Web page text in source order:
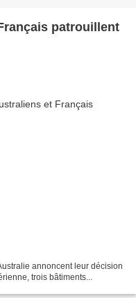
patrouillent
annoncent leur décision
trois bâtiments...